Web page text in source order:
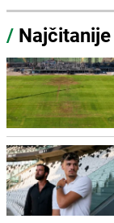
/ Najčitanije